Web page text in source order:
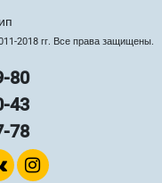
2018 гг. Все права защищены.
80
43
78